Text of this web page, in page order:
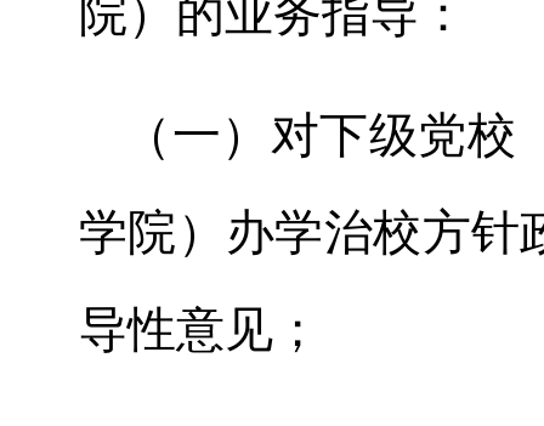
院）的业务指导：
（一）对下级党
学院）办学治校方针
导性意见；